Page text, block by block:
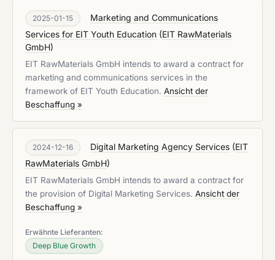
2025-01-15
Marketing and Communications
Services for EIT Youth Education (EIT RawMaterials
GmbH)
EIT RawMaterials GmbH intends to award a contract for
marketing and communications services in the
framework of EIT Youth Education. Ansicht der
Beschaffung »
2024-12-16 Digital Marketing Agency Services (EIT
RawMaterials GmbH)
EIT RawMaterials GmbH intends to award a contract for
the provision of Digital Marketing Services. Ansicht der
Beschaffung »
Erwähnte Lieferanten:
Deep Blue Growth